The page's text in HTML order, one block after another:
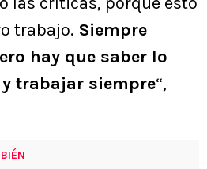
trabajo. Siempre
hay que saber lo
trabajar siempre“,